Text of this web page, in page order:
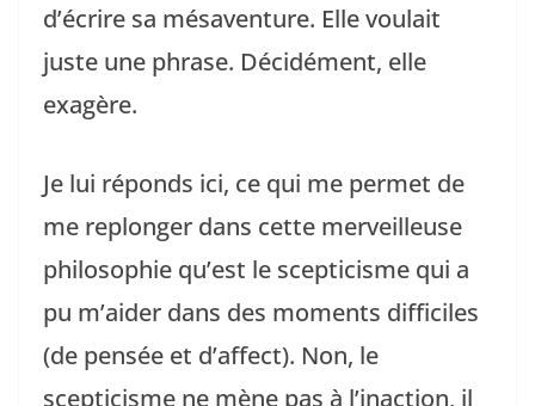
d’écrire sa mésaventure. Elle voulait
juste une phrase. Décidément, elle
exagère.
Je lui réponds ici, ce qui me permet de
me replonger dans cette merveilleuse
philosophie qu’est le scepticisme qui a
pu m’aider dans des moments difficiles
(de pensée et d’affect). Non, le
scepticisme ne mène pas à l’inaction, il